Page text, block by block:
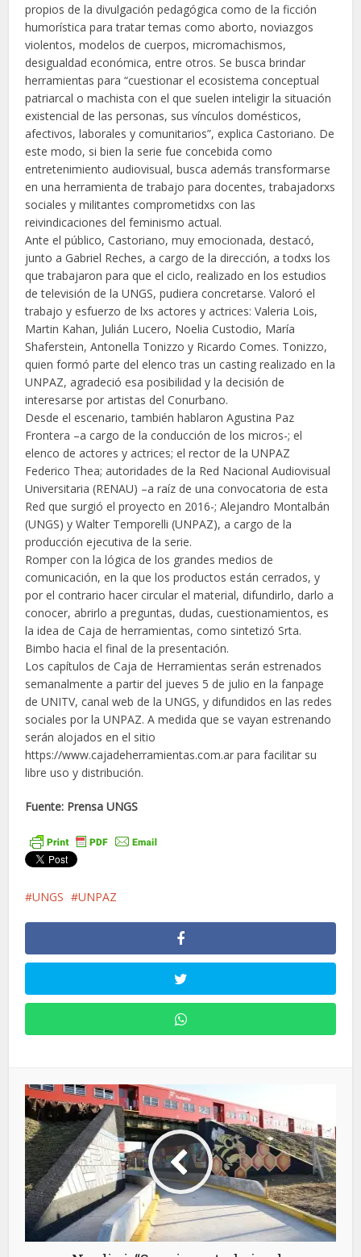
propios de la divulgación pedagógica como de la ficción
humorística para tratar temas como aborto, noviazgos
violentos, modelos de cuerpos, micromachismos,
desigualdad económica, entre otros. Se busca brindar
herramientas para “cuestionar el ecosistema conceptual
patriarcal o machista con el que suelen inteligir la situación
existencial de las personas, sus vínculos domésticos,
afectivos, laborales y comunitarios”, explica Castoriano. De
este modo, si bien la serie fue concebida como
entretenimiento audiovisual, busca además transformarse
en una herramienta de trabajo para docentes, trabajadorxs
sociales y militantes comprometidxs con las
reivindicaciones del feminismo actual.
Ante el público, Castoriano, muy emocionada, destacó,
junto a Gabriel Reches, a cargo de la dirección, a todxs los
que trabajaron para que el ciclo, realizado en los estudios
de televisión de la UNGS, pudiera concretarse. Valoró el
trabajo y esfuerzo de lxs actores y actrices: Valeria Lois,
Martin Kahan, Julián Lucero, Noelia Custodio, María
Shaferstein, Antonella Tonizzo y Ricardo Comes. Tonizzo,
quien formó parte del elenco tras un casting realizado en la
UNPAZ, agradeció esa posibilidad y la decisión de
interesarse por artistas del Conurbano.
Desde el escenario, también hablaron Agustina Paz
Frontera –a cargo de la conducción de los micros-; el
elenco de actores y actrices; el rector de la UNPAZ
Federico Thea; autoridades de la Red Nacional Audiovisual
Universitaria (RENAU) –a raíz de una convocatoria de esta
Red que surgió el proyecto en 2016-; Alejandro Montalbán
(UNGS) y Walter Temporelli (UNPAZ), a cargo de la
producción ejecutiva de la serie.
Romper con la lógica de los grandes medios de
comunicación, en la que los productos están cerrados, y
por el contrario hacer circular el material, difundirlo, darlo a
conocer, abrirlo a preguntas, dudas, cuestionamientos, es
la idea de Caja de herramientas, como sintetizó Srta.
Bimbo hacia el final de la presentación.
Los capítulos de Caja de Herramientas serán estrenados
semanalmente a partir del jueves 5 de julio en la fanpage
de UNITV, canal web de la UNGS, y difundidos en las redes
sociales por la UNPAZ. A medida que se vayan estrenando
serán alojados en el sitio
https://www.cajadeherramientas.com.ar para facilitar su
libre uso y distribución.
Fuente: Prensa UNGS
UNGS UNPAZ